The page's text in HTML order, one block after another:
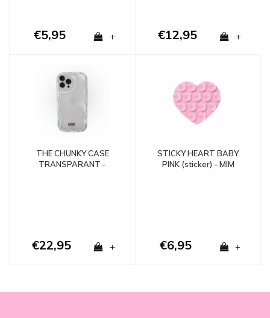
€5,95 + €12,95 +
THE CHUNKY CASE
TRANSPARANT -
€22,95 +
STICKY HEART BABY
PINK (sticker) - MIM
€6,95 +